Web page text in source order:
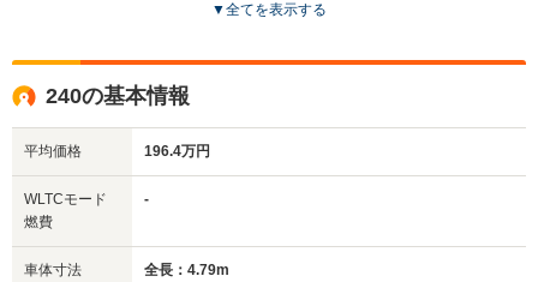
サイズ
(全長x全幅x全高)
全高
全高
全高
▼全てを表示する
240の基本情報
平均価格 196.4万円
WLTCモード
燃費
-
車体寸法
全長：4.79m